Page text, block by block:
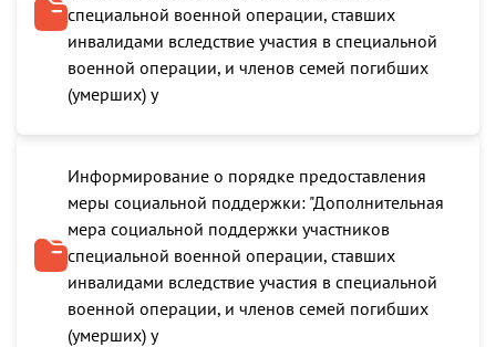
специальной военной операции, ставших
инвалидами вследствие участия в специальной
военной операции, и членов семей погибших
(умерших) у
Информирование о порядке предоставления
меры социальной поддержки: "Дополнительная
мера социальной поддержки участников
специальной военной операции, ставших
инвалидами вследствие участия в специальной
военной операции, и членов семей погибших
(умерших) у